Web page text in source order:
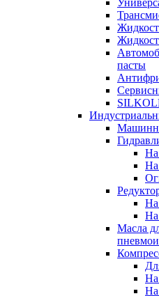
пасты
На
На
На
На
Масла
На
На